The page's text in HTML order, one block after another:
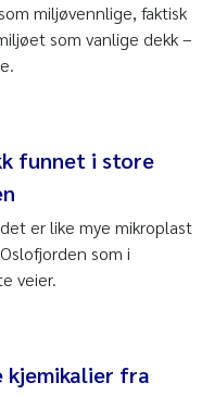
miljøvennlige, faktisk
som vanlige dekk –
funnet i store
er like mye mikroplast
som i
veier.
kjemikalier fra